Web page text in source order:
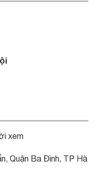
xem
Quận Ba Đình, TP Hà